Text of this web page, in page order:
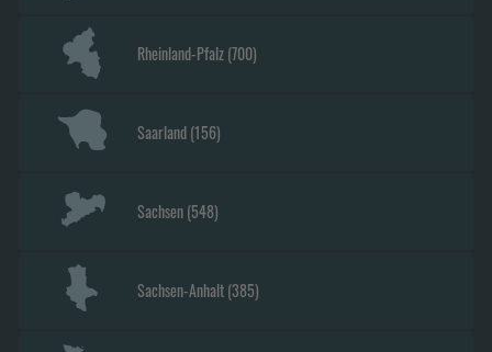
Rheinland-Pfalz(700)
Saarland(156)
Sachsen(548)
Sachsen-Anhalt(385)